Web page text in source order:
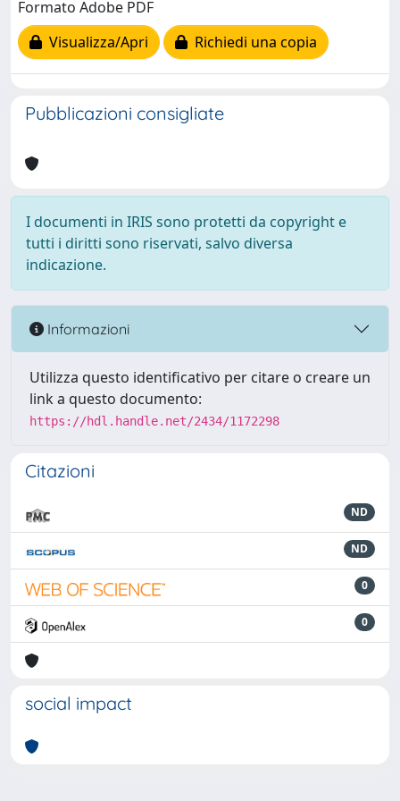
Formato Adobe PDF
Visualizza/Apri
Richiedi una copia
Pubblicazioni consigliate
I documenti in IRIS sono protetti da copyright e
tutti i diritti sono riservati, salvo diversa
indicazione.
Informazioni
Utilizza questo identificativo per citare o creare un
link a questo documento:
https://hdl.handle.net/2434/1172298
Citazioni
ND
ND
0
0
social impact